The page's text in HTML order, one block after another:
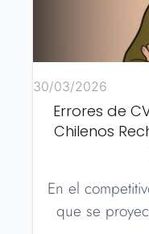
30/03/2026
Errores de
Chilenos
En el
que se